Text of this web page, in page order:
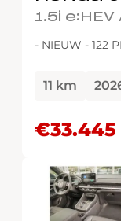
1.5i e:HEV
- NIEUW - 122
11 km
€33.445